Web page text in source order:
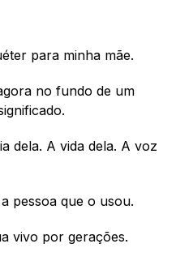
para minha mãe.
no fundo de um
dela. A vida dela. A voz
pessoa que o usou.
vivo por gerações.